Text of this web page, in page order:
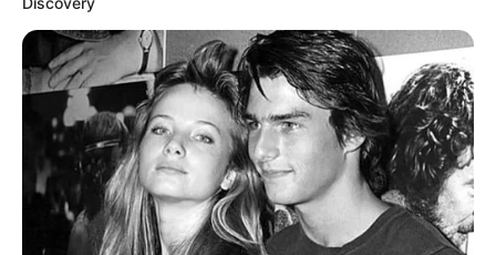
Wie ein Märchenschloss steht das
bedeutende Schloss auf einem Felsen
oberhalb der Donau, die sich hier durch ein enges
Durchbruchstal zwängt. Im Schlossmuseum werden
umfangreiche Kunstsammlungen des fürstlichen Hauses
Hohenzollern ausgestellt.
Hochburg bei Emmendingen